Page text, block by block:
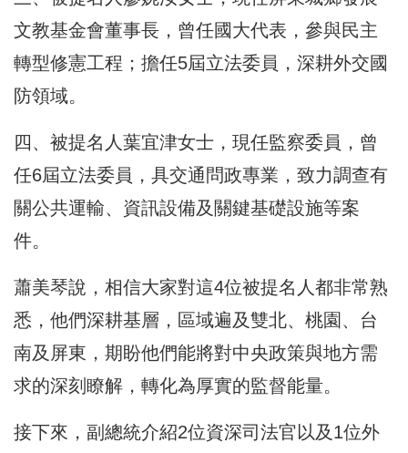
文教基金會董事長，曾任國大代表，參與民主
轉型修憲工程；擔任5屆立法委員，深耕外交國
防領域。
四、被提名人葉宜津女士，現任監察委員，曾
任6屆立法委員，具交通問政專業，致力調查有
關公共運輸、資訊設備及關鍵基礎設施等案
件。
蕭美琴說，相信大家對這4位被提名人都非常熟
悉，他們深耕基層，區域遍及雙北、桃園、台
南及屏東，期盼他們能將對中央政策與地方需
求的深刻瞭解，轉化為厚實的監督能量。
接下來，副總統介紹2位資深司法官以及1位外